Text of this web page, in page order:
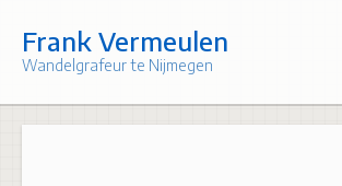
content
Frank Vermeulen
Wandelgrafeur te Nijmegen